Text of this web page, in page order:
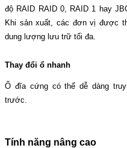
độ RAID RAID 0, RAID 1 hay
Khi sản xuất, các đơn vị được
dung lượng lưu trữ tối đa.
Thay đổi ổ nhanh
Ổ đĩa cứng có thể dễ dàng
trước.
Tính năng nâng cao